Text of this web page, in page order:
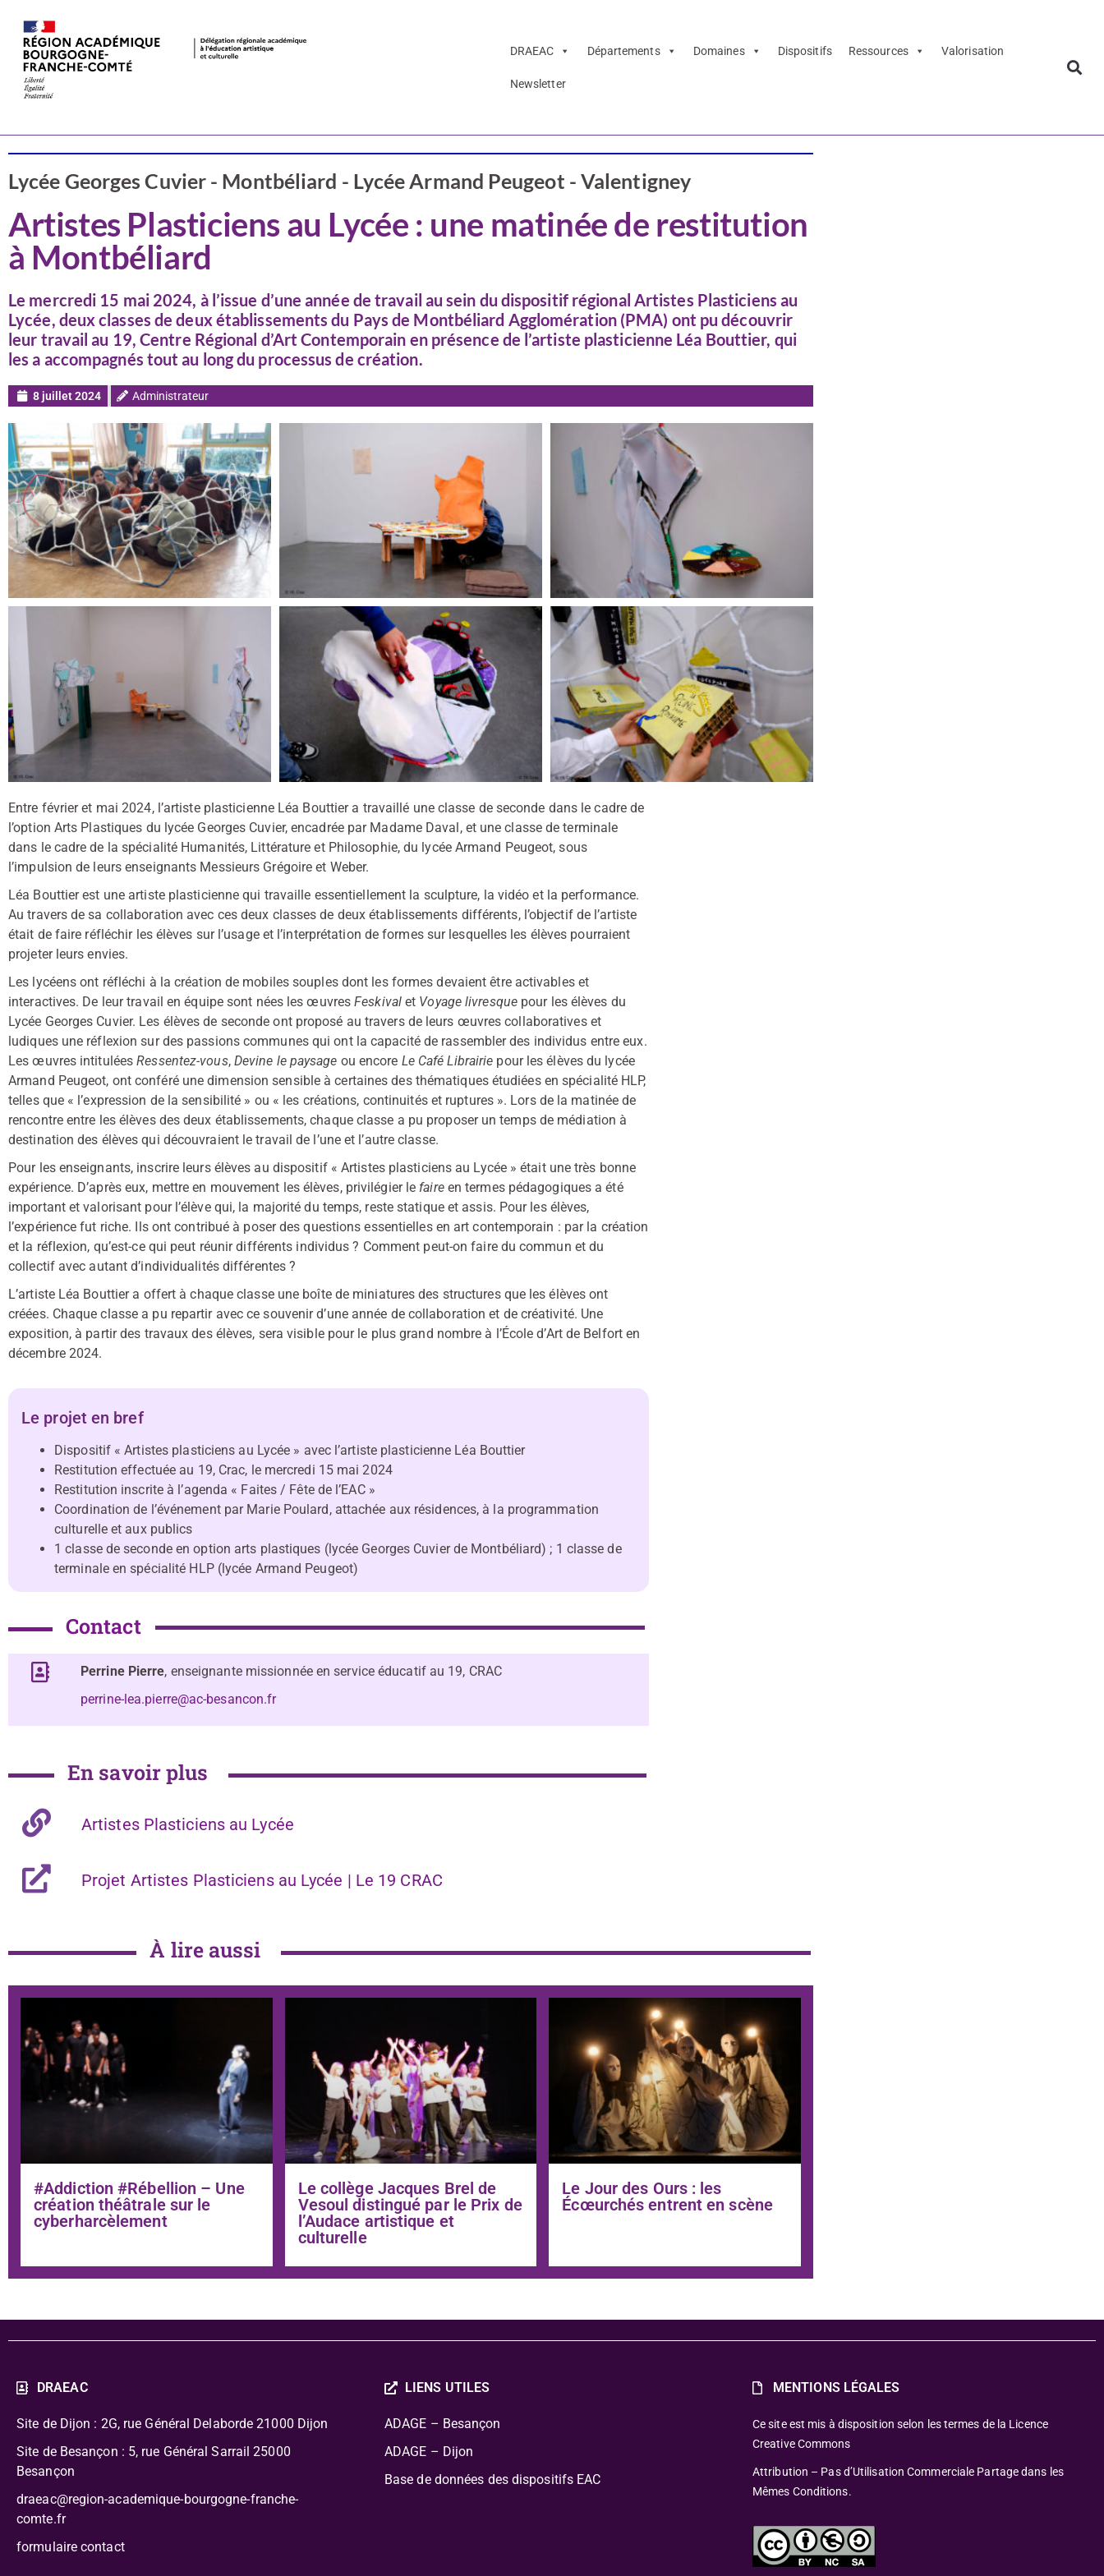
DRAEAC Départements Domaines Dispositifs Ressources Valorisation
Newsletter
Lycée Georges Cuvier - Montbéliard - Lycée Armand Peugeot - Valentigney
Artistes Plasticiens au Lycée : une matinée de restitution
à Montbéliard
Le mercredi 15 mai 2024, à l’issue d’une année de travail au sein du dispositif régional Artistes Plasticiens au
Lycée, deux classes de deux établissements du Pays de Montbéliard Agglomération (PMA) ont pu découvrir
leur travail au 19, Centre Régional d’Art Contemporain en présence de l’artiste plasticienne Léa Bouttier, qui
les a accompagnés tout au long du processus de création.
8 juillet 2024 Administrateur
Entre février et mai 2024, l’artiste plasticienne Léa Bouttier a travaillé une classe de seconde dans le cadre de
l’option Arts Plastiques du lycée Georges Cuvier, encadrée par Madame Daval, et une classe de terminale
dans le cadre de la spécialité Humanités, Littérature et Philosophie, du lycée Armand Peugeot, sous
l’impulsion de leurs enseignants Messieurs Grégoire et Weber.
Léa Bouttier est une artiste plasticienne qui travaille essentiellement la sculpture, la vidéo et la performance.
Au travers de sa collaboration avec ces deux classes de deux établissements différents, l’objectif de l’artiste
était de faire réfléchir les élèves sur l’usage et l’interprétation de formes sur lesquelles les élèves pourraient
projeter leurs envies.
Les lycéens ont réfléchi à la création de mobiles souples dont les formes devaient être activables et
interactives. De leur travail en équipe sont nées les œuvresFeskivalet Voyage livresquepour les élèves du
Lycée Georges Cuvier. Les élèves de seconde ont proposé au travers de leurs œuvres collaboratives et
ludiques une réflexion sur des passions communes qui ont la capacité de rassembler des individus entre eux.
Les œuvres intituléesRessentez-vous, Devine le paysage ou encore Le Café Librairie pour les élèves du lycée
Armand Peugeot, ont conféré une dimension sensible à certaines des thématiques étudiées en spécialité HLP,
telles que « l’expression de la sensibilité » ou « les créations, continuités et ruptures ». Lors de la matinée de
rencontre entre les élèves des deux établissements, chaque classe a pu proposer un temps de médiation à
destination des élèves qui découvraient le travail de l’une et l’autre classe.
Pour les enseignants, inscrire leurs élèves au dispositif « Artistes plasticiens au Lycée » était une très bonne
expérience. D’après eux, mettre en mouvement les élèves, privilégier le faireen termes pédagogiques a été
important et valorisant pour l’élève qui, la majorité du temps, reste statique et assis. Pour les élèves,
l’expérience fut riche. Ils ont contribué à poser des questions essentielles en art contemporain : par la création
et la réflexion, qu’est-ce qui peut réunir différents individus ? Comment peut-on faire du commun et du
collectif avec autant d’individualités différentes ?
L’artiste Léa Bouttier a offert à chaque classe une boîte de miniatures des structures que les élèves ont
créées. Chaque classe a pu repartir avec ce souvenir d’une année de collaboration et de créativité. Une
exposition, à partir des travaux des élèves, sera visible pour le plus grand nombre à l’École d’Art de Belfort en
décembre 2024.
Le projet en bref
Dispositif « Artistes plasticiens au Lycée » avec l’artiste plasticienne Léa Bouttier
Restitution effectuée au 19, Crac, le mercredi 15 mai 2024
Restitution inscrite à l’agenda « Faites / Fête de l’EAC »
Coordination de l’événement par Marie Poulard, attachée aux résidences, à la programmation
culturelle et aux publics
1 classe de seconde en option arts plastiques (lycée Georges Cuvier de Montbéliard) ; 1 classe de
terminale en spécialité HLP (lycée Armand Peugeot)
Contact
Perrine Pierre, enseignante missionnée en service éducatif au 19, CRAC
perrine-lea.pierre@ac-besancon.fr
En savoir plus
Artistes Plasticiens au Lycée
Projet Artistes Plasticiens au Lycée | Le 19 CRAC
À lire aussi
#Addiction #Rébellion – Une
création théâtrale sur le
cyberharcèlement
Le collège Jacques Brel de
Vesoul distingué par le Prix de
l’Audace artistique et
culturelle
Le Jour des Ours : les
Écœurchés entrent en scène
DRAEAC
Site de Dijon : 2G, rue Général Delaborde 21000 Dijon
Site de Besançon : 5, rue Général Sarrail 25000
Besançon
draeac@region-academique-bourgogne-franche-
comte.fr
formulaire contact
LIENS UTILES
ADAGE – Besançon
ADAGE – Dijon
Base de données des dispositifs EAC
MENTIONS LÉGALES
Ce site est mis à disposition selon les termes de la Licence
Creative Commons
Attribution – Pas d’Utilisation Commerciale Partage dans les
Mêmes Conditions.